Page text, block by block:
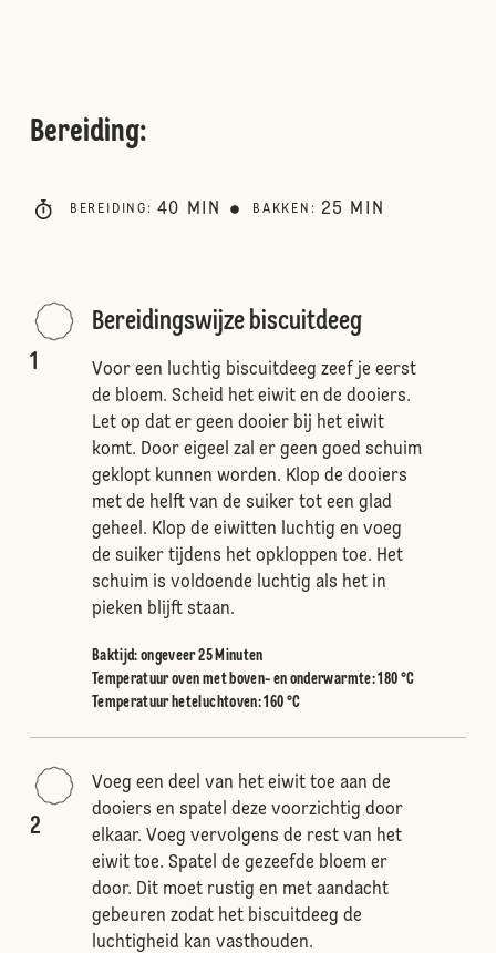
Bereiding:
BEREIDING : 40 MIN BAKKEN : 25 MIN
1
Bereidingswijze biscuitdeeg
Voor een luchtig biscuitdeeg zeef je eerst
de bloem. Scheid het eiwit en de dooiers.
Let op dat er geen dooier bij het eiwit
komt. Door eigeel zal er geen goed schuim
geklopt kunnen worden. Klop de dooiers
met de helft van de suiker tot een glad
geheel. Klop de eiwitten luchtig en voeg
de suiker tijdens het opkloppen toe. Het
schuim is voldoende luchtig als het in
pieken blijft staan.
Baktijd: ongeveer 25 Minuten
Temperatuur oven met boven- en onderwarmte:180 °C
Temperatuur heteluchtoven:160 °C
2
Voeg een deel van het eiwit toe aan de
dooiers en spatel deze voorzichtig door
elkaar. Voeg vervolgens de rest van het
eiwit toe. Spatel de gezeefde bloem er
door. Dit moet rustig en met aandacht
gebeuren zodat het biscuitdeeg de
luchtigheid kan vasthouden.